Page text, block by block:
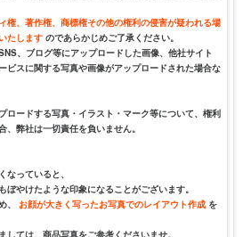
権、著作権、商標権その他の権利の侵害が疑われる場
たします のであらかじめご了承ください。
、ブログ等にアップロードした画像、他社サイト
ビスに関する写真や画像がアップロードされた場合な
ロードする写真・イラスト・マーク等について、権利
弊社は一切責任を負いません。
っていると、
ぼやけたような印象になることがございます。
、 お顔が大きく写ったお写真でのレイアウト作成 を